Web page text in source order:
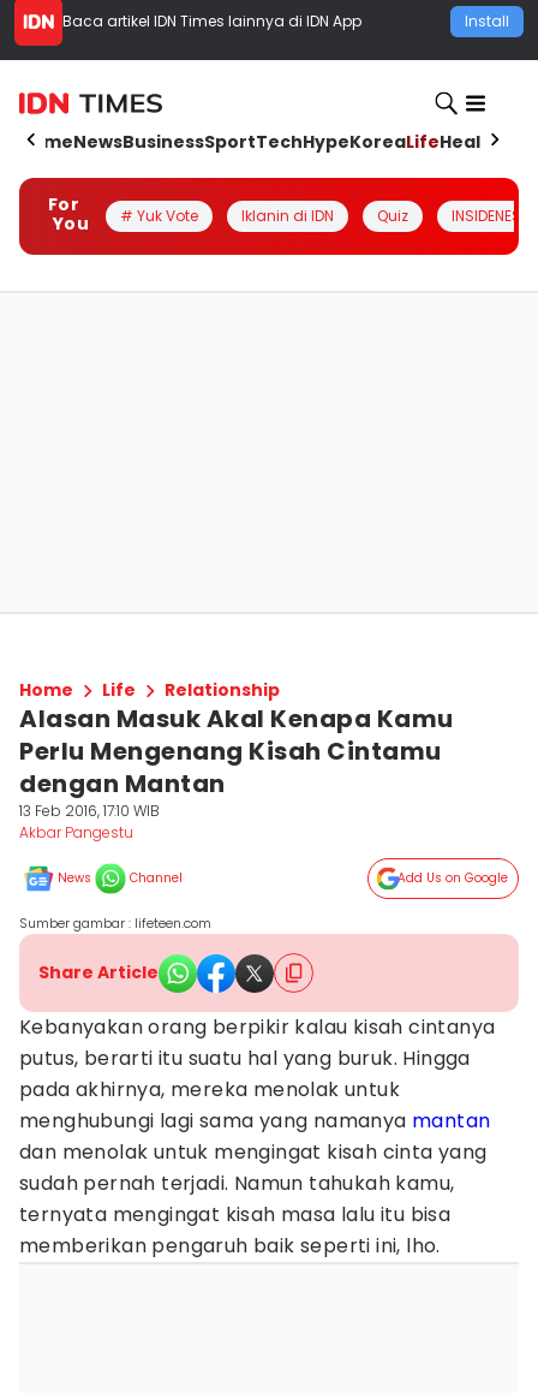
Baca artikel IDN Times lainnya di IDN App Install
HomeNewsBusinessSportTechHypeKoreaLifeHealth
For
You
# Yuk Vote Iklanin di IDN Quiz INSIDENESIA
Home Life Relationship
Alasan Masuk Akal Kenapa Kamu
Perlu Mengenang Kisah Cintamu
dengan Mantan
13 Feb 2016, 17:10 WIB
Akbar Pangestu
News Channel Add Us on Google
Sumber gambar : lifeteen.com
Share Article
Kebanyakan orang berpikir kalau kisah cintanya
putus, berarti itu suatu hal yang buruk. Hingga
pada akhirnya, mereka menolak untuk
menghubungi lagi sama yang namanya mantan
dan menolak untuk mengingat kisah cinta yang
sudah pernah terjadi. Namun tahukah kamu,
ternyata mengingat kisah masa lalu itu bisa
memberikan pengaruh baik seperti ini, lho.